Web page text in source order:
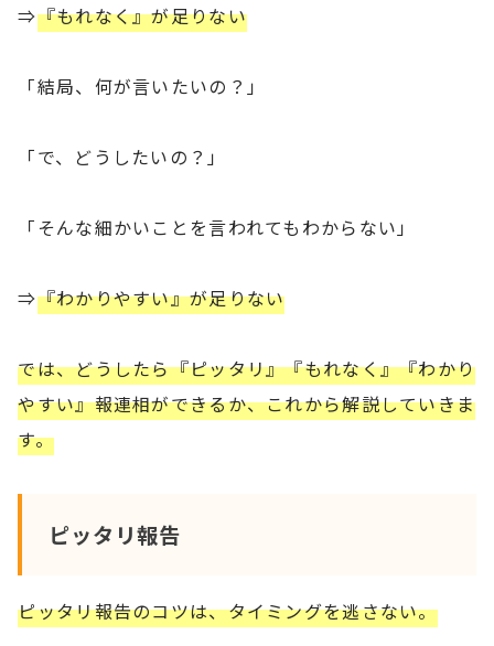
⇒『もれなく』が足りない
「結局、何が言いたいの？」
「で、どうしたいの？」
「そんな細かいことを言われてもわからない」
⇒『わかりやすい』が足りない
では、どうしたら『ピッタリ』『もれなく』『わかり
やすい』報連相ができるか、これから解説していきま
す。
ピッタリ報告
ピッタリ報告のコツは、タイミングを逃さない。